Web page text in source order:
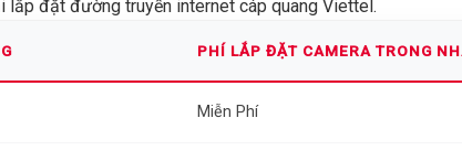
đặt đường truyền internet cáp quang Viettel.
PHÍ LẮP ĐẶT CAMERA TRONG
Miễn Phí